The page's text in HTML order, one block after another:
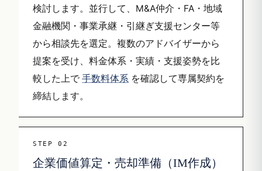
検討します。並行して、M&A仲介・FA・地域
金融機関・事業承継・引継ぎ支援センター等
から相談先を選定。複数のアドバイザーから
提案を受け、料金体系・実績・支援姿勢を比
較した上で手数料体系 を確認して専属契約を
締結します。
STEP 02
企業価値算定・売却準備（IM作成）